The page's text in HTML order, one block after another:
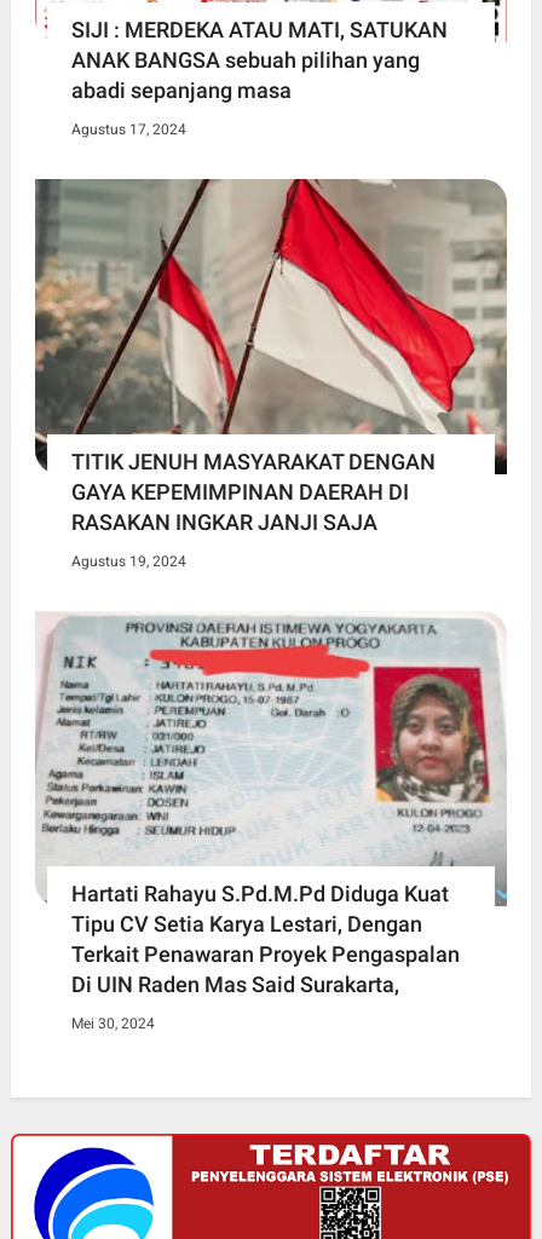
SIJI : MERDEKA ATAU MATI, SATUKAN
ANAK BANGSA sebuah pilihan yang
abadi sepanjang masa
Agustus 17, 2024
TITIK JENUH MASYARAKAT DENGAN
GAYA KEPEMIMPINAN DAERAH DI
RASAKAN INGKAR JANJI SAJA
Agustus 19, 2024
Hartati Rahayu S.Pd.M.Pd Diduga Kuat
Tipu CV Setia Karya Lestari, Dengan
Terkait Penawaran Proyek Pengaspalan
Di UIN Raden Mas Said Surakarta,
Mei 30, 2024